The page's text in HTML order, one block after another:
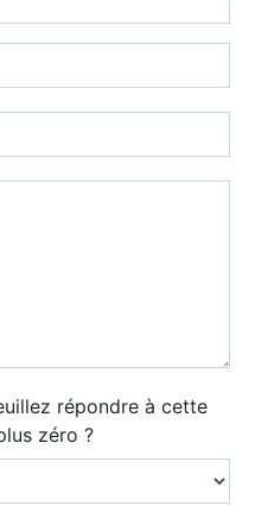
répondre à cette
zéro ?